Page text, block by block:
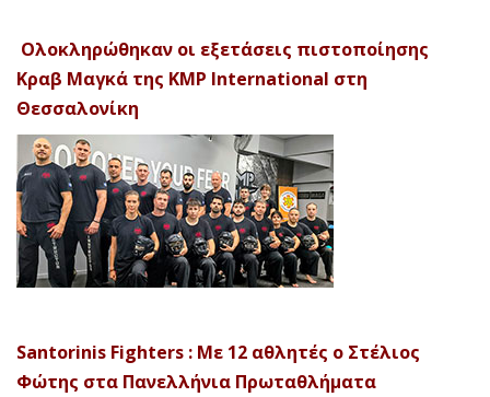
Ολοκληρώθηκαν οι εξετάσεις πιστοποίησης
Κραβ Μαγκά της KMP International στη
Θεσσαλονίκη
Santorinis Fighters : Με 12 αθλητές ο Στέλιος
Φώτης στα Πανελλήνια Πρωταθλήματα